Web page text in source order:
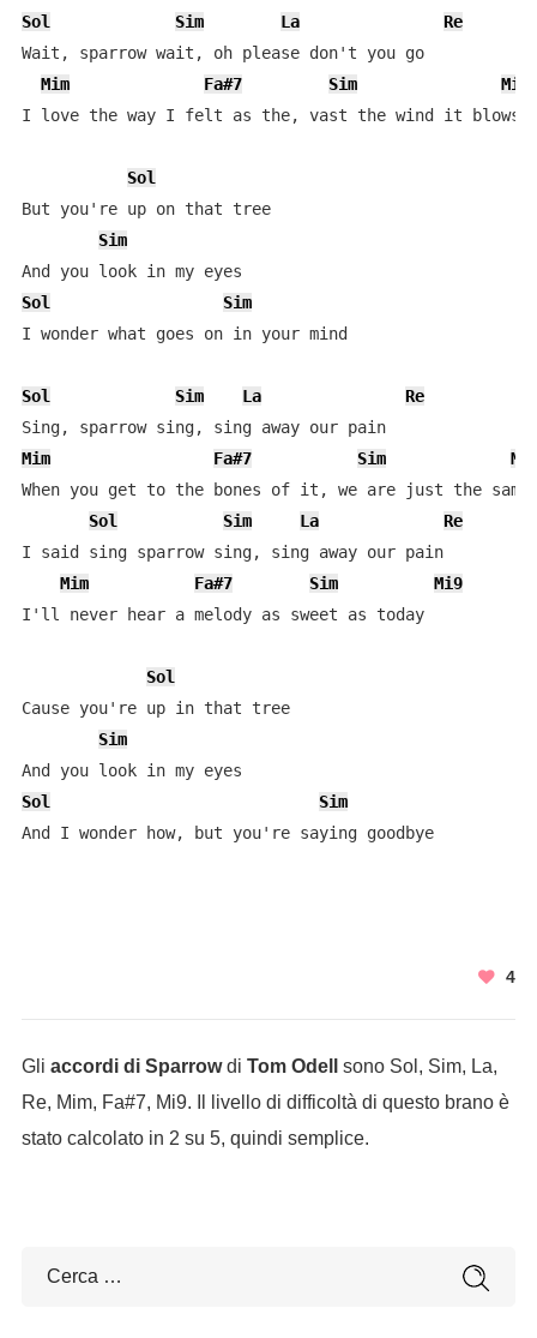
Sol Sim La
Re
Wait, sparrow wait, oh please don't you go
Mim
Fa#7 Sim
Mi9
I love the way I felt as the, vast the wind it blows
Sol
But you're up on that tree
Sim
Sol
Sim
I wonder what goes on in your mind
Sol Sim La
Re
Sing, sparrow sing, sing away our pain
Mim
Fa#7 Sim
When you get to the bones of it, we are just the same
Sol
Sim La
Re
I said sing sparrow sing, sing away our pain
Mim
Fa#7 Sim
Mi9
I'll never hear a melody as sweet as today
Sol
Cause you're up in that tree
Sim
Sol
Sim
And I wonder how, but you're saying goodbye
4
Gli accordi di Sparrowdi Tom Odell
sono Sol, Sim, La,
Re, Mim, Fa#7, Mi9. Il livello di difficoltà di questo brano è
stato calcolato in 2 su 5, quindi semplice.